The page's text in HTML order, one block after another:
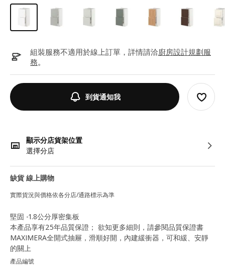
組裝服務不適用於線上訂單，詳情請洽廚房設計規劃服
務。
到貨通知我
顯示分店貨架位置
選擇分店
缺貨 線上購物
實際貨況與價格依各分店/通路標示為準
堅固 -1.8公分厚密集板
本產品享有25年品質保證； 欲知更多細則，請參閱品質保證書
MAXIMERA全開式抽屜，滑順好開，內建緩衝器，可和緩、安靜
的關上
產品編號